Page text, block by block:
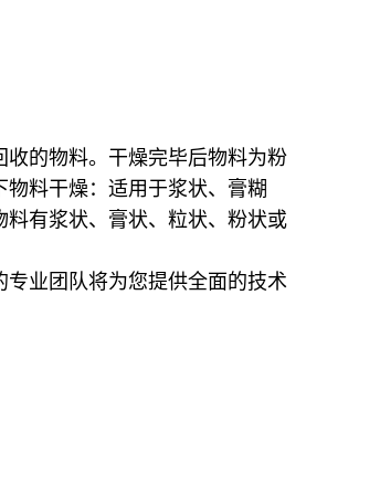
的物料。干燥完毕后物料为粉
料干燥：适用于浆状、膏糊
有浆状、膏状、粒状、粉状或
业团队将为您提供全面的技术